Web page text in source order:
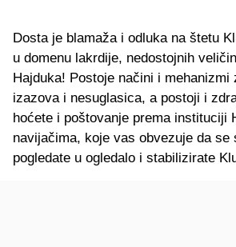
Dosta je blamaža i odluka na štetu
u domenu lakrdije, nedostojnih
Hajduka! Postoje načini i mehanizmi
izazova i nesuglasica, a postoji i
hoćete i poštovanje prema instituciji
navijačima, koje vas obvezuje da se
pogledate u ogledalo i stabilizirate